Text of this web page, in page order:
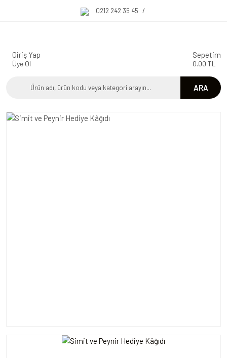
0212 242 35 45 /
ARA
Giriş Yap
Üye Ol
Sepetim
0.00 TL